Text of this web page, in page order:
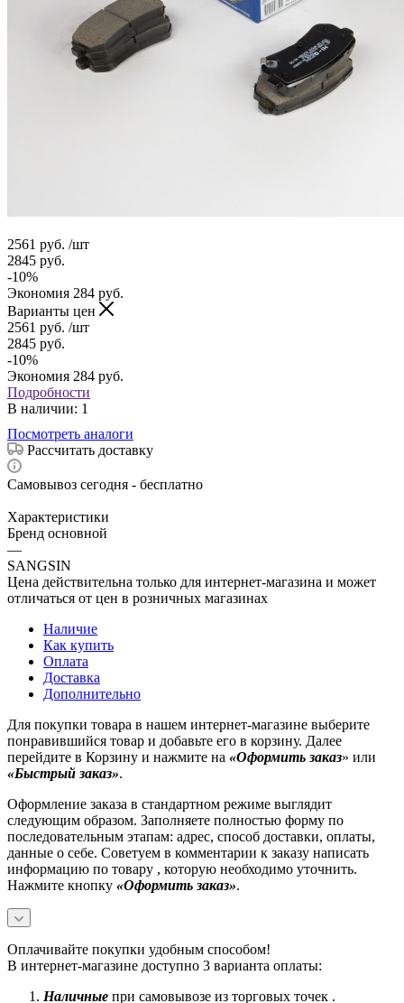
2561 руб. /шт
2845 руб.
-10%
Экономия 284 руб.
Варианты цен
2561 руб. /шт
2845 руб.
-10%
Экономия 284 руб.
Подробности
В наличии: 1
Посмотреть аналоги
Рассчитать доставку
Самовывоз сегодня - бесплатно
Характеристики
Бренд основной
—
SANGSIN
Цена действительна только для интернет-магазина и может
отличаться от цен в розничных магазинах
Наличие
Как купить
Оплата
Доставка
Дополнительно
Для покупки товара в нашем интернет-магазине выберите
понравившийся товар и добавьте его в корзину. Далее
перейдите в Корзину и нажмите на «Оформить заказ» или
«Быстрый заказ».
Оформление заказа в стандартном режиме выглядит
следующим образом. Заполняете полностью форму по
последовательным этапам: адрес, способ доставки, оплаты,
данные о себе. Советуем в комментарии к заказу написать
информацию по товару , которую необходимо уточнить.
Нажмите кнопку «Оформить заказ».
Оплачивайте покупки удобным способом!
В интернет-магазине доступно 3 варианта оплаты:
Наличные при самовывозе из торговых точек .